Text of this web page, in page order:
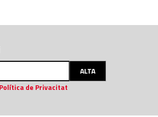
ALTA
de Privacitat